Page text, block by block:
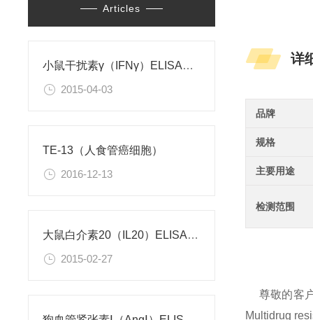
Articles
小鼠干扰素γ（IFNγ）ELISA试剂盒
2015-04-03
TE-13（人食管癌细胞）
2016-12-13
大鼠白介素20（IL20）ELISA试剂盒
2015-02-27
详
品牌
规格
主要用途
检测范围
尊敬的客
Multidrug